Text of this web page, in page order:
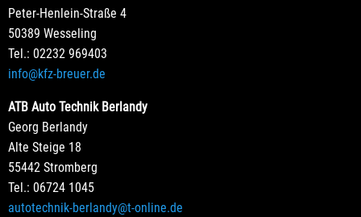
Peter-Henlein-Straße 4
50389 Wesseling
Tel.: 02232 969403
info@kfz-breuer.de
ATB Auto Technik Berlandy
Georg Berlandy
Alte Steige 18
55442 Stromberg
Tel.: 06724 1045
autotechnik-berlandy@t-online.de